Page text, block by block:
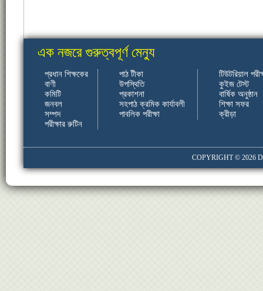
এক নজরে গুরুত্বপূর্ণ মেন্যু
প্রধান শিক্ষকের
বাণী
কমিটি
জনবল
সম্পদ
পরীক্ষার রুটিন
পাঠ টীকা
উপস্থিতি
প্রকাশনা
সহপাঠ ক্রমিক কার্যাবলী
পাবলিক পরীক্ষা
টিউটরিয়াল
কুইজ টেস্ট
বার্ষিক অনুষ্ঠান
শিক্ষা সফর
ক্রীড়া
COPYRIGHT © 2026